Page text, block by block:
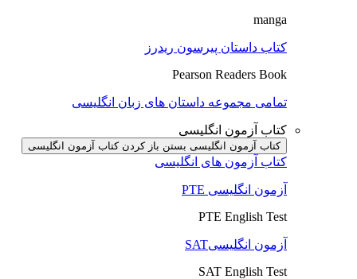
manga
کتاب داستان پیرسون ریدرز
Pearson Readers Book
تمامی مجموعه داستان های زبان انگلیسی
کتاب آزمون انگلیسی
کتاب آزمون انگلیسی بستن باز کردن کتاب آزمون انگلیسی
کتاب آزمون های انگلیسی
آزمون انگلیسی PTE
PTE English Test
آزمون انگلیسیSAT
SAT English Test